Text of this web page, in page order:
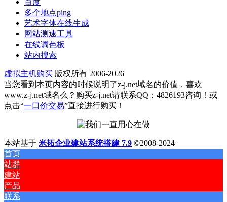
百度
多个地点ping
艺术字体在线生成
网站测速工具
在线调色板
站内搜索
虚拟主机购买 版权所有 2006-2026
当您看到本页内容的时候说明了z-j.net域名的价值，喜欢
www.z-j.net域名么？购买z-j.net请联系QQ：4826193咨询！或
点击“一口价交易”直接进行购买！
本站基于 米拓企业建站系统搭建 7.9 ©2008-2024
首页
站群
建站
产品
联系